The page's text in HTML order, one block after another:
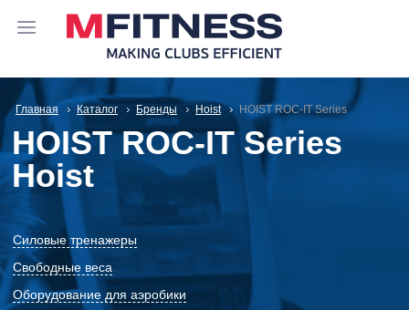
Главная Каталог Бренды Hoist HOIST ROC-IT Series
HOIST ROC-IT Series
Hoist
Силовые тренажеры
Свободные веса
Оборудование для аэробики